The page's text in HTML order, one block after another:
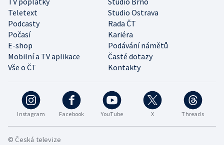
Instagram Facebook YouTube X Threads
Teletext
Studio Ostrava
Podcasty
Rada ČT
Počasí
Kariéra
E-shop
Podávání námětů
Mobilní a TV aplikace
Časté dotazy
Vše o ČT
Kontakty
© Česká televize